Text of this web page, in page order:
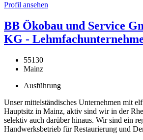
Profil ansehen
BB Ökobau und Service
KG -
55130
Mainz
Ausführung
Unser mittelständisches Unternehmen mit
Hauptsitz in Mainz, aktiv sind wir in der
selektiv auch darüber hinaus. Wir sind ein
Handwerksbetrieb für Restaurierung und